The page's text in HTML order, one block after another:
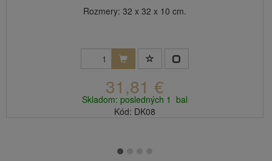
Rozmery: 32 x 32 x 10 cm.
31,81 €
Skladom: posledných 1 bal
Kód: DK08